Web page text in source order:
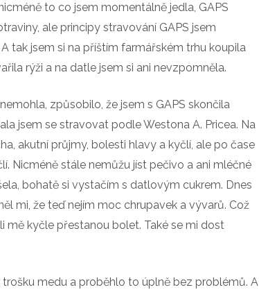
to co jsem momentálně jedla, GAPS
ale principy stravování GAPS jsem
tak jsem si na příštím farmářském trhu koupila
rýži a na datle jsem si ani nevzpomněla.
způsobilo, že jsem s GAPS skončila
jsem se stravovat podle Westona A. Pricea. Na
akutní průjmy, bolesti hlavy a kyčlí, ale po čase
Nicméně stále nemůžu jíst pečivo a ani mléčné
bohatě si vystačím s datlovým cukrem. Dnes
mi, že teď nejím moc chrupavek a vývarů. Což
mě kyčle přestanou bolet. Také se mi dost
medu a proběhlo to úplně bez problémů. A